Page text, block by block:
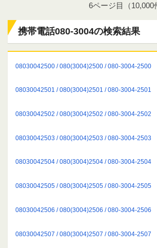
6ページ目（10,000
携帯電話080-3004の検索結果
08030042500 / 080(3004)2500 / 080-3004-2500
08030042501 / 080(3004)2501 / 080-3004-2501
08030042502 / 080(3004)2502 / 080-3004-2502
08030042503 / 080(3004)2503 / 080-3004-2503
08030042504 / 080(3004)2504 / 080-3004-2504
08030042505 / 080(3004)2505 / 080-3004-2505
08030042506 / 080(3004)2506 / 080-3004-2506
08030042507 / 080(3004)2507 / 080-3004-2507